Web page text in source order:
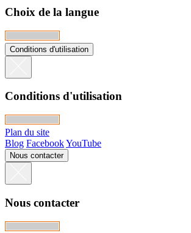
Choix de la langue
Conditions d'utilisation
Conditions d'utilisation
Plan du site
Blog FacebookYouTube
Nous contacter
Nous contacter